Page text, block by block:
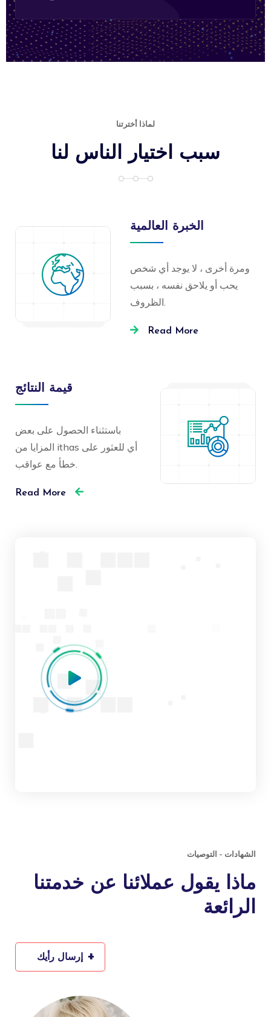
لماذا أخترتنا
سبب اختيار الناس لنا
الخبرة العالمية
ومرة أخرى ، لا يوجد أي شخص
يحب أو يلاحق نفسه ، بسبب
الظروف.
Read More
قيمة النتائج
باستثناء الحصول على بعض
المزايا من ithas أي للعثور على
خطأ مع عواقب.
Read More
الشهادات - التوصيات
ماذا يقول عملائنا عن خدمتنا
الرائعة
إرسال رأيك +